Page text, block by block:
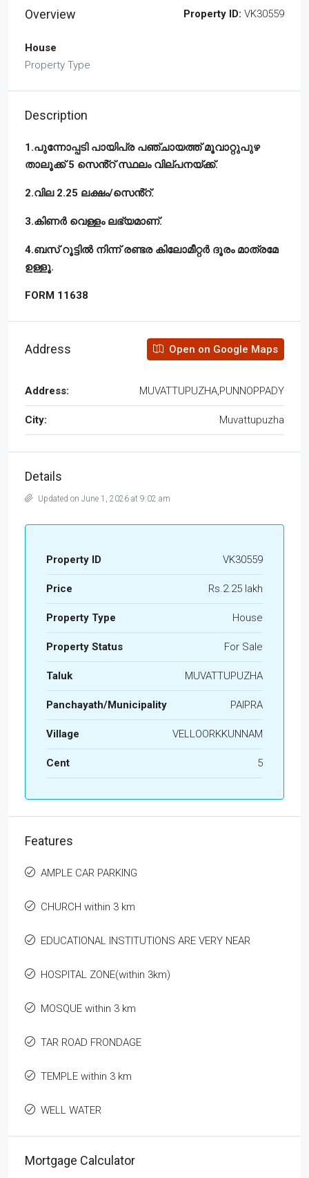
Overview Property ID: VK30559
House
Property Type
Description
1.പുന്നോപ്പടി പായിപ്ര പഞ്ചായത്ത് മൂവാറ്റുപുഴ
താലൂക്ക് 5 സെൻ്റ് സ്ഥലം വില്പനയ്ക്ക്.
2.വില 2.25 ലക്ഷം/സെൻ്റ്.
3.കിണർ വെള്ളം ലഭ്യമാണ്.
4.ബസ് റൂട്ടിൽ നിന്ന് രണ്ടര കിലോമീറ്റർ ദൂരം മാത്രമേ
ഉള്ളൂ.
FORM 11638
Address Open on Google Maps
Address: MUVATTUPUZHA,PUNNOPPADY
City: Muvattupuzha
Details
Updated on June 1, 2026 at 9:02 am
Property ID VK30559
Price Rs.2.25 lakh
Property Type House
Property Status For Sale
Taluk MUVATTUPUZHA
Panchayath/Municipality PAIPRA
Village VELLOORKKUNNAM
Cent 5
Features
AMPLE CAR PARKING
CHURCH within 3 km
EDUCATIONAL INSTITUTIONS ARE VERY NEAR
HOSPITAL ZONE(within 3km)
MOSQUE within 3 km
TAR ROAD FRONDAGE
TEMPLE within 3 km
WELL WATER
Mortgage Calculator